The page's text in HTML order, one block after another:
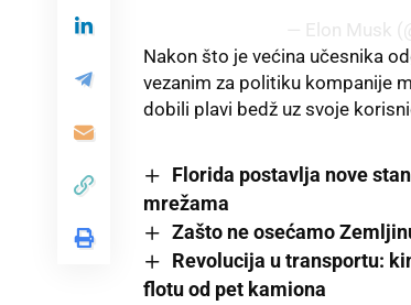
— Elon Musk
Nakon što je većina učesnika
vezanim za politiku kompanije
dobili plavi bedž uz svoje
Florida postavlja nove
mrežama
Zašto ne osećamo
Revolucija u transportu:
flotu od pet kamiona